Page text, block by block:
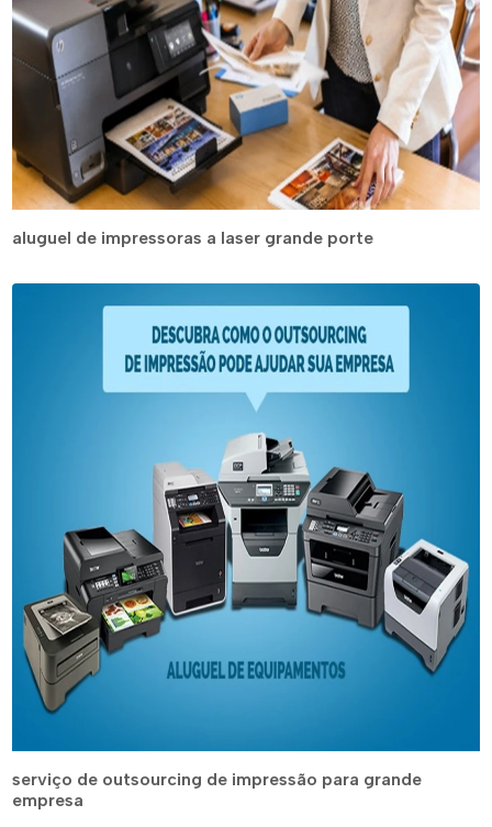
aluguel de impressoras a laser grande porte
serviço de outsourcing de impressão para grande
empresa